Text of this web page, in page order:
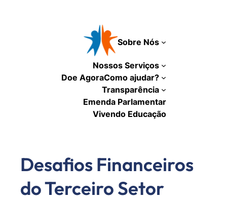
Sobre Nós
Nossos Serviços
Doe AgoraComo ajudar?
Transparência
Emenda Parlamentar
Vivendo Educação
Desafios Financeiros
do Terceiro Setor